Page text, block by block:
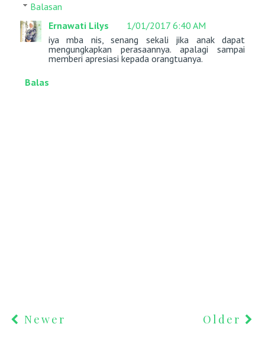
Balasan
Ernawati Lilys
1/01/2017 6:40 AM
iya mba nis, senang sekali jika anak dapat
mengungkapkan perasaannya. apalagi sampai
memberi apresiasi kepada orangtuanya.
Balas
Newer Older